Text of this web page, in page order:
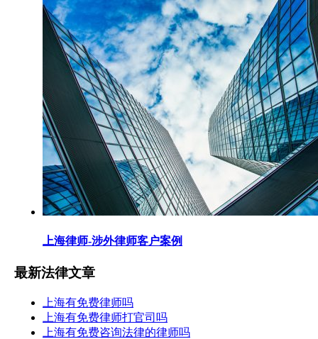
上海律师-涉外律师客户案例
最新法律文章
上海有免费律师吗
上海有免费律师打官司吗
上海有免费咨询法律的律师吗